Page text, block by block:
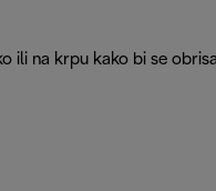
na krpu kako bi se